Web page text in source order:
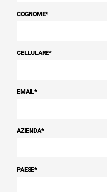
COGNOME*
CELLULARE*
EMAIL*
AZIENDA*
PAESE*